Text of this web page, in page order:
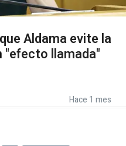
Aldama evite la
"efecto llamada"
Hace 1 mes